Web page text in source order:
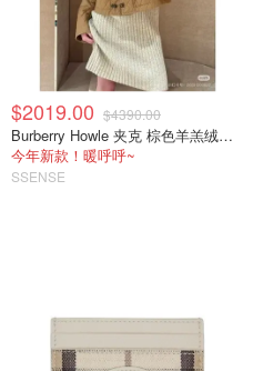
$2019.00 $4390.00
Burberry Howle 夹克 棕色羊羔绒领 棉质
今年新款！暖呼呼~
SSENSE